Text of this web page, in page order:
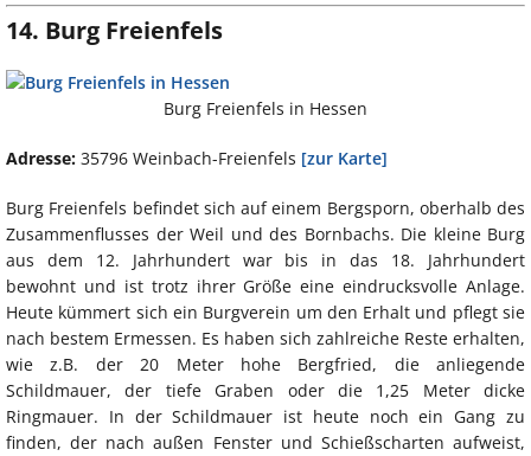
14. Burg Freienfels
Burg Freienfels in Hessen
Adresse: 35796 Weinbach-Freienfels [zur Karte]
Burg Freienfels befindet sich auf einem Bergsporn, oberhalb des
Zusammenflusses der Weil und des Bornbachs. Die kleine Burg
aus dem 12. Jahrhundert war bis in das 18. Jahrhundert
bewohnt und ist trotz ihrer Größe eine eindrucksvolle Anlage.
Heute kümmert sich ein Burgverein um den Erhalt und pflegt sie
nach bestem Ermessen. Es haben sich zahlreiche Reste erhalten,
wie z.B. der 20 Meter hohe Bergfried, die anliegende
Schildmauer, der tiefe Graben oder die 1,25 Meter dicke
Ringmauer. In der Schildmauer ist heute noch ein Gang zu
finden, der nach außen Fenster und Schießscharten aufweist,